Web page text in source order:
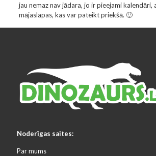
jau nemaz nav jādara, jo ir pieejami kalendāri,
mājaslapas, kas var pateikt priekšā. 🙂
Noderīgas saites:
Par mums